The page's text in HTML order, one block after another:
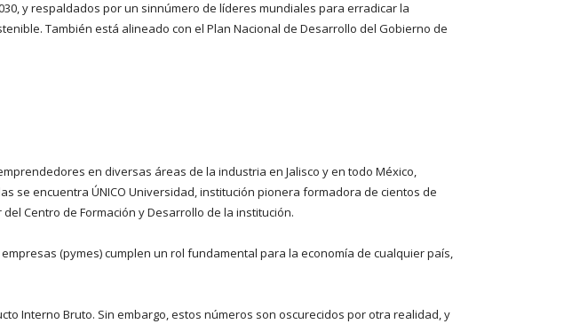
y respaldados por un sinnúmero de líderes mundiales para erradicar la
También está alineado con el Plan Nacional de Desarrollo del Gobierno de
en diversas áreas de la industria en Jalisco y en todo México,
se encuentra ÚNICO Universidad, institución pionera formadora de cientos de
Centro de Formación y Desarrollo de la institución.
(pymes) cumplen un rol fundamental para la economía de cualquier país,
Interno Bruto. Sin embargo, estos números son oscurecidos por otra realidad, y